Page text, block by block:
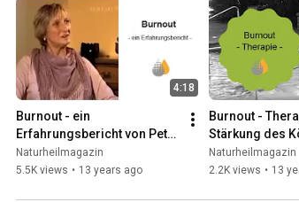
4:18
Burnout - ein
Erfahrungsbericht von Petra
Frank
Naturheilmagazin
5.5K views • 13 years ago
Burnout -
Stärkung des
der Psyche -
Vinzenz
Naturheilmagazin
2.2K views • 13